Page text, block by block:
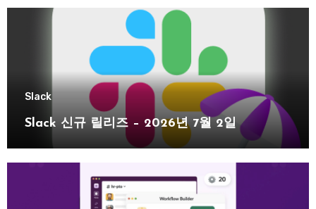
Slack
Slack 신규 릴리즈 – 2026년 7월 2일